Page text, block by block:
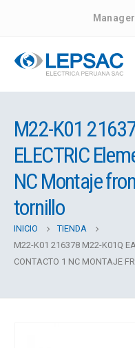
Manager
M22-K01
ELECTRIC
NC Montaje
tornillo
INICIO
TIENDA
M22-K01 216378 M22-K01Q
CONTACTO 1 NC MONTAJE